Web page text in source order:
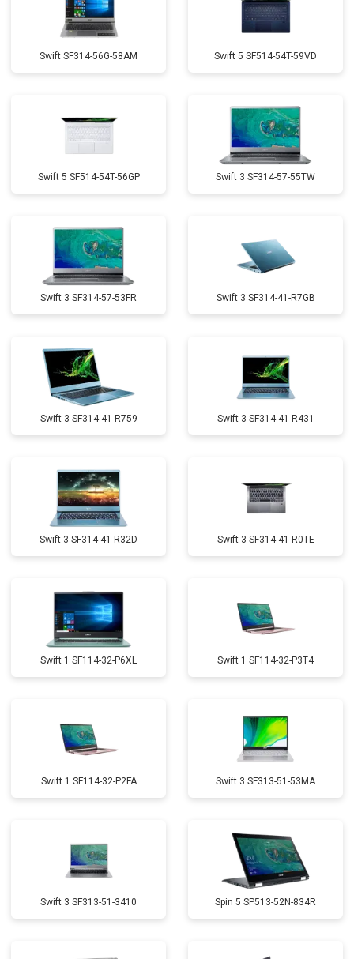
Swift SF314-56G-58AM Swift 5 SF514-54T-59VD
Swift 5 SF514-54T-56GP Swift 3 SF314-57-55TW
Swift 3 SF314-57-53FR Swift 3 SF314-41-R7GB
Swift 3 SF314-41-R759 Swift 3 SF314-41-R431
Swift 3 SF314-41-R32D Swift 3 SF314-41-R0TE
Swift 1 SF114-32-P6XL Swift 1 SF114-32-P3T4
Swift 1 SF114-32-P2FA Swift 3 SF313-51-53MA
Swift 3 SF313-51-3410 Spin 5 SP513-52N-834R